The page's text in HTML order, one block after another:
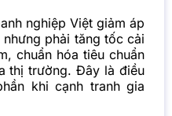
nghiệp Việt giảm áp
phải tăng tốc cải
chuẩn hóa tiêu chuẩn
thị trường. Đây là điều
khi cạnh tranh gia